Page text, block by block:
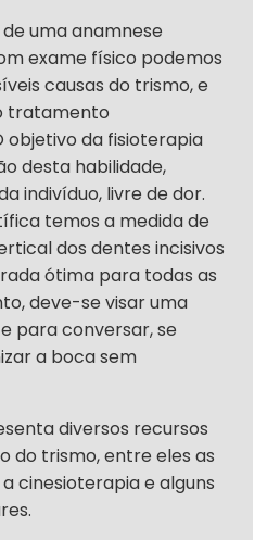
uma anamnese
exame físico podemos
causas do trismo, e
tratamento
objetivo da fisioterapia
desta habilidade,
indivíduo, livre de dor.
temos a medida de
dos dentes incisivos
ótima para todas as
deve-se visar uma
para conversar, se
a boca sem
diversos recursos
do trismo, entre eles as
cinesioterapia e alguns